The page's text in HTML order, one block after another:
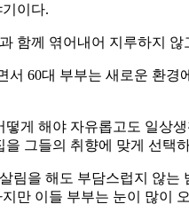
이다.
함께 엮어내어 지루하지
60대 부부는 새로운 환
게 해야 자유롭고도 일상
그들의 취향에 맞게 선택
을 해도 부담스럽지 않
만 이들 부부는 눈이 많이